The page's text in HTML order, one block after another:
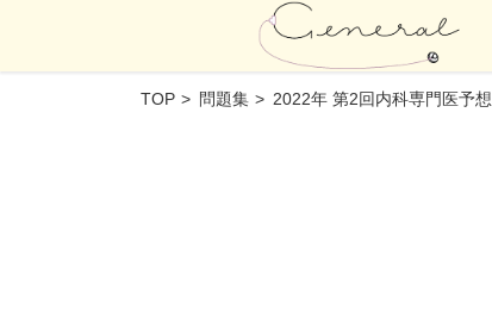
TOP 問題集 2022年 第2回内科専門医予想